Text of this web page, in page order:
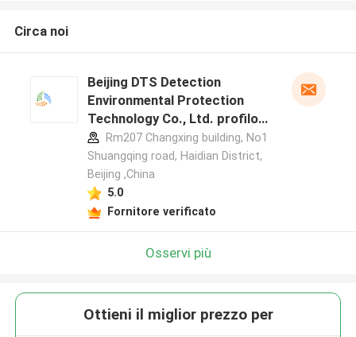
Circa noi
Beijing DTS Detection
Environmental Protection
Technology Co., Ltd. profilo
del produttore
Rm207 Changxing building, No1
Shuangqing road, Haidian District,
Beijing ,China
5.0
Fornitore verificato
Osservi più
Ottieni il miglior prezzo per